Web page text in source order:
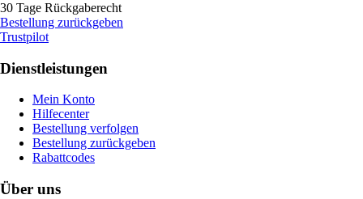
30 Tage Rückgaberecht
Bestellung zurückgeben
Trustpilot
Dienstleistungen
Mein Konto
Hilfecenter
Bestellung verfolgen
Bestellung zurückgeben
Rabattcodes
Über uns